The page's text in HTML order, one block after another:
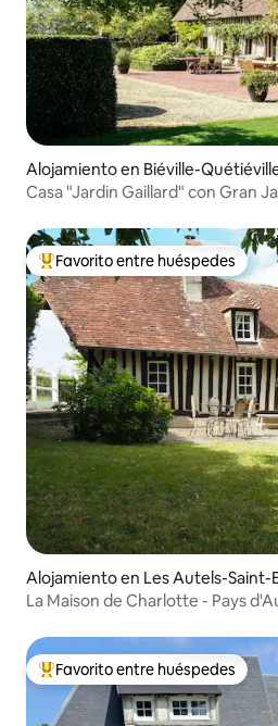
Alojamiento en Biéville-
Casa "Jardin Gaillard" con Gran
Favorito entre huéspedes
Favorito entre huéspedes
Alojamiento en Les Autels-Saint-
La Maison de Charlotte - Pays
Favorito entre huéspedes
Favorito entre huéspedes